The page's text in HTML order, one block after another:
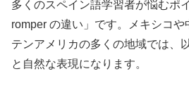
多くのスペイン語学習者が悩むポ
romper の違い」です。メキシコや
テンアメリカの多くの地域では、
と自然な表現になります。